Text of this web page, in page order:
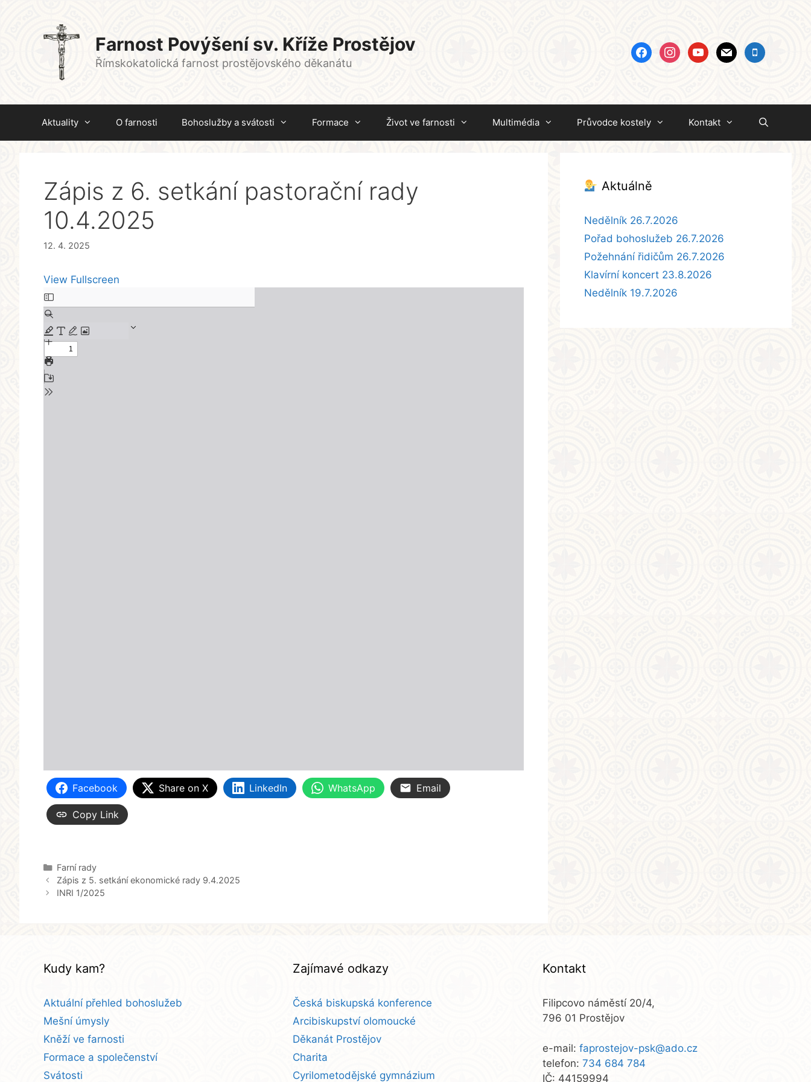
facebookinstagramyoutubemail mobile
Farnost Povýšení sv. Kříže Prostějov
Římskokatolická farnost prostějovského děkanátu
Aktuality O farnosti Bohoslužby a svátosti Formace Život ve farnosti Multimédia Průvodce kostely Kontakt
Zápis z 6. setkání pastorační rady
10.4.2025
12. 4. 2025
View Fullscreen
Skip
to
PDF
content
Facebook Share on X LinkedIn WhatsApp Email
Copy Link
Rubriky
Farní rady
Zápis z 5. setkání ekonomické rady 9.4.2025
INRI 1/2025
Aktuálně
Nedělník 26.7.2026
Pořad bohoslužeb 26.7.2026
Požehnání řidičům 26.7.2026
Klavírní koncert 23.8.2026
Nedělník 19.7.2026
Kudy kam?
Aktuální přehled bohoslužeb
Mešní úmysly
Kněží ve farnosti
Formace a společenství
Svátosti
Zajímavé odkazy
Česká biskupská konference
Arcibiskupství olomoucké
Děkanát Prostějov
Charita
Cyrilometodějské gymnázium
Kontakt
Filipcovo náměstí 20/4,
796 01 Prostějov
e-mail: faprostejov-psk@ado.cz
telefon: 734 684 784
IČ: 44159994